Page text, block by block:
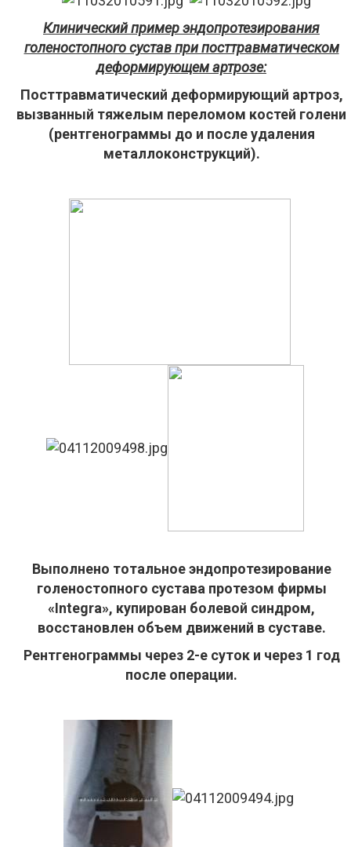
Клинический пример эндопротезирования
голеностопного сустав при посттравматическом
деформирующем артрозе:
Посттравматический деформирующий артроз,
вызванный тяжелым переломом костей голени
(рентгенограммы до и после удаления
металлоконструкций).
Выполнено тотальное эндопротезирование
голеностопного сустава протезом фирмы
«Integra», купирован болевой синдром,
восстановлен объем движений в суставе.
Рентгенограммы через 2-е суток и через 1 год
после операции.